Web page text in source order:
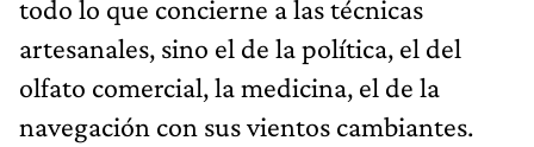
todo lo que concierne a las técnicas
artesanales, sino el de la política, el del
olfato comercial, la medicina, el de la
navegación con sus vientos cambiantes.